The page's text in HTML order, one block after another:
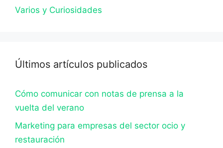
Varios y Curiosidades
Últimos artículos publicados
Cómo comunicar con notas de prensa a la
vuelta del verano
Marketing para empresas del sector ocio y
restauración